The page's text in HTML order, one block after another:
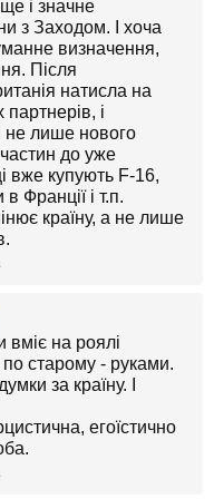
і значне
з Заходом. І хоча
визначення,
Після
натисла на
партнерів, і
не лише нового
до уже
вже купують F-16,
Франції і т.п.
країну, а не лише
вміє на роялі
по старому - руками.
за країну. І
егоїстично